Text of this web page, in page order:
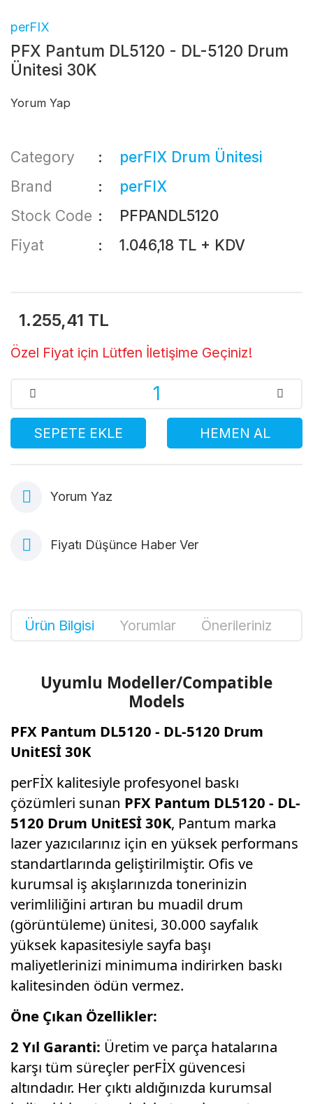
perFIX
PFX Pantum DL5120 - DL-5120 Drum
Ünitesi 30K
Yorum Yap
Category
perFIX Drum Ünitesi
Brand
perFIX
Stock Code
PFPANDL5120
Fiyat
1.046,18 TL + KDV
1.255,41 TL
Özel Fiyat için Lütfen İletişime Geçiniz!
SEPETE EKLE HEMEN AL
Yorum Yaz
Fiyatı Düşünce Haber Ver
Ürün Bilgisi Yorumlar Önerileriniz
Uyumlu Modeller/Compatible
Models
PFX Pantum DL5120 - DL-5120 Drum
UnitESİ 30K
perFİX kalitesiyle profesyonel baskı
çözümleri sunan PFX Pantum DL5120 - DL-
5120 Drum UnitESİ 30K, Pantum marka
lazer yazıcılarınız için en yüksek performans
standartlarında geliştirilmiştir. Ofis ve
kurumsal iş akışlarınızda tonerinizin
verimliliğini artıran bu muadil drum
(görüntüleme) ünitesi, 30.000 sayfalık
yüksek kapasitesiyle sayfa başı
maliyetlerinizi minimuma indirirken baskı
kalitesinden ödün vermez.
Öne Çıkan Özellikler:
2 Yıl Garanti: Üretim ve parça hatalarına
karşı tüm süreçler perFİX güvencesi
altındadır. Her çıktı aldığınızda kurumsal